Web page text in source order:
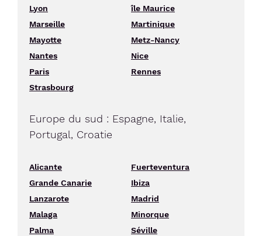
Lyon
île Maurice
Marseille
Martinique
Mayotte
Metz-Nancy
Nantes
Nice
Paris
Rennes
Strasbourg
Europe du sud : Espagne, Italie,
Portugal, Croatie
Alicante
Fuerteventura
Grande Canarie
Ibiza
Lanzarote
Madrid
Malaga
Minorque
Palma
Séville